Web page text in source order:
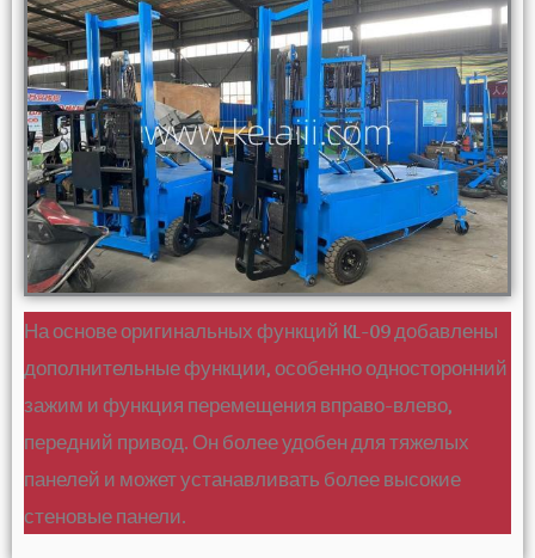
На основе оригинальных функций KL-09 добавлены
дополнительные функции, особенно односторонний
зажим и функция перемещения вправо-влево,
передний привод. Он более удобен для тяжелых
панелей и может устанавливать более высокие
стеновые панели.